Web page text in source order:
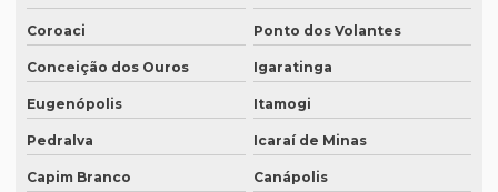
Preço de tradução de árabe
Preço tradução para francês
Preço tradução francês portugues
Preço de tradução juramentada
Coroaci Ponto dos Volantes
Conceição dos Ouros Igaratinga
Eugenópolis Itamogi
Pedralva Icaraí de Minas
Capim Branco Canápolis